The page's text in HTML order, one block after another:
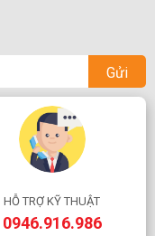
Gửi
HỖ TRỢ KỸ THUẬT
0946.916.986